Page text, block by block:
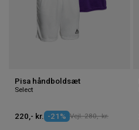
Pisa håndboldsæt
Select
220,- kr. -21% Vejl. 280,- kr.